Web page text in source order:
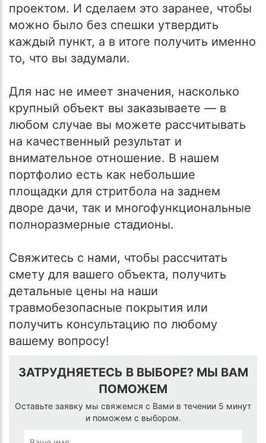
проектом. И сделаем это заранее, чтобы
можно было без спешки утвердить
каждый пункт, а в итоге получить именно
то, что вы задумали.
Для нас не имеет значения, насколько
крупный объект вы заказываете — в
любом случае вы можете рассчитывать
на качественный результат и
внимательное отношение. В нашем
портфолио есть как небольшие
площадки для стритбола на заднем
дворе дачи, так и многофункциональные
полноразмерные стадионы.
Свяжитесь с нами, чтобы рассчитать
смету для вашего объекта, получить
детальные цены на наши
травмобезопасные покрытия или
получить консультацию по любому
вашему вопросу!
ЗАТРУДНЯЕТЕСЬ В ВЫБОРЕ? МЫ ВАМ
ПОМОЖЕМ
Оставьте заявку мы свяжемся с Вами в течении 5 минут
и поможем с выбором.